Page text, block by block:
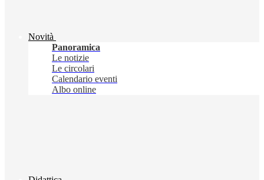
Novità
Panoramica
Le notizie
Le circolari
Calendario eventi
Albo online